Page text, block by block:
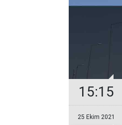
15:15
25 Ekim 2021